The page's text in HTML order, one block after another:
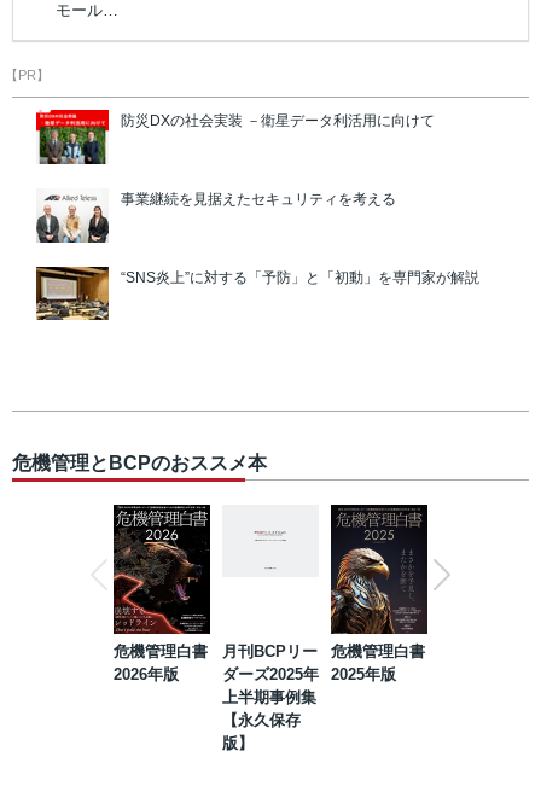
モール…
【PR】
防災DXの社会実装 －衛星データ利活用に向けて
事業継続を見据えたセキュリティを考える
“SNS炎上”に対する「予防」と「初動」を専門家が解説
危機管理とBCPのおススメ本
危機管理白書
2026年版
月刊BCPリー
ダーズ2025年
上半期事例集
【永久保存
版】
危機管理白書
2025年版